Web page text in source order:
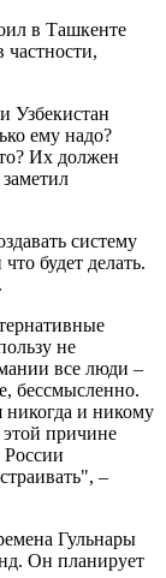
в Ташкенте
Узбекистан
ему надо?
Их должен
систему
будет делать.
не
все люди –
бессмысленно.
и никому
причине
–
Гульнары
Он планирует